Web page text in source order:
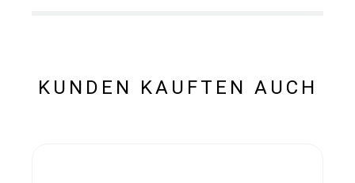
KUNDEN KAUFTEN AUCH